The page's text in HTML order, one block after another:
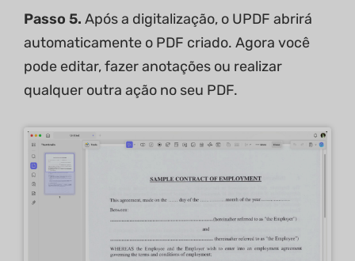
Passo 5. Após a digitalização, o UPDF abrirá
automaticamente o PDF criado. Agora você
pode editar, fazer anotações ou realizar
qualquer outra ação no seu PDF.